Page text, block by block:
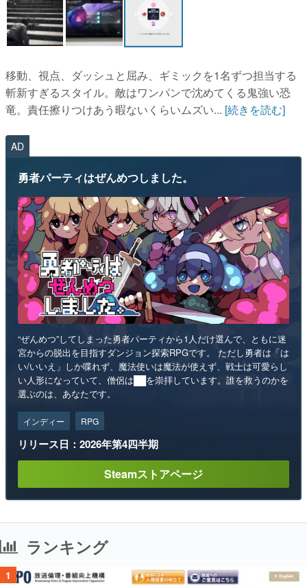
移動、視点、ダッシュと屈み、ギミックを1名ずつ担当する
斬新すぎるスタイル。敵はワンパンで沈めてくる鬼強い恐
竜。責任擦りつけあう暇ないくらいムズい... [続きを読む]
AD
勇者パーティはぜんめつしました。
“ぜんめつ”してしまった勇者パーティから1人だけ選んで、ともに迷
宮からの脱出を目指すダンジョン探索RPGです。 ただし勇者は「は
い/いいえ」しか喋れず、魔法使いは魔法が使えず、戦士は可愛らし
い人形になっていて、僧侶は██を崇拝しています。誰を救うのかを
選ぶのは、あなたです。
インディー RPG
リリース日：2026年第4四半期
Steamストアページ
ランキング
1